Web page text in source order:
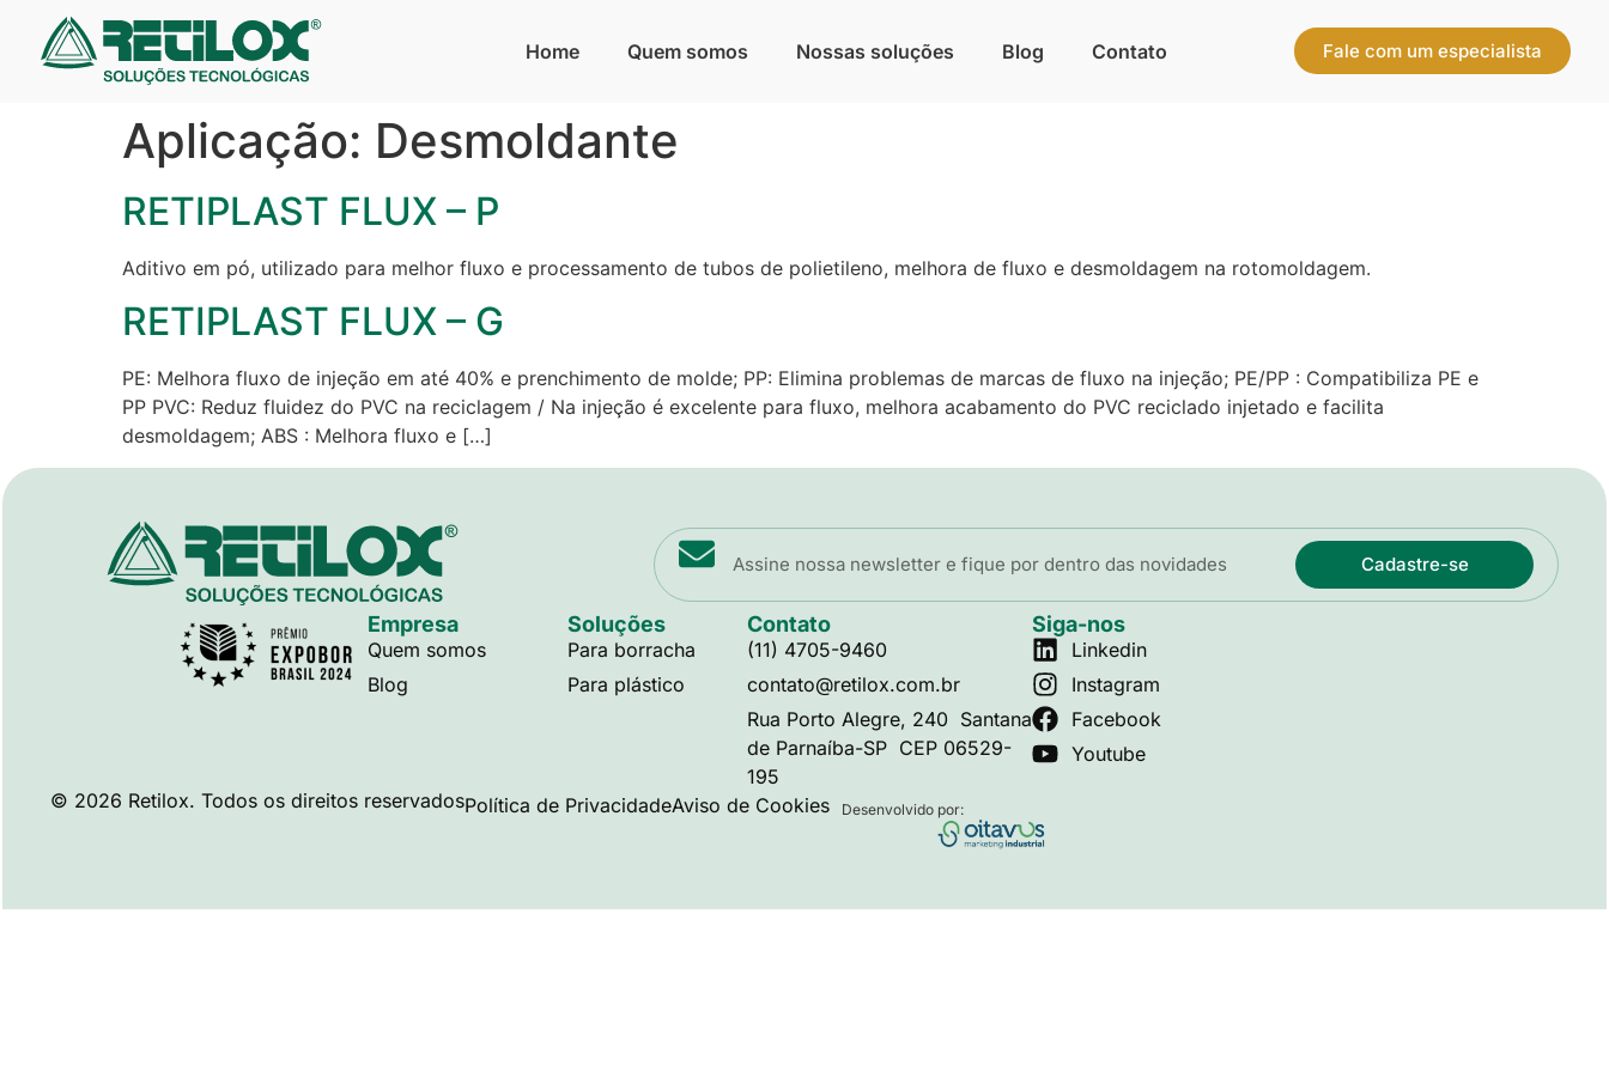
Home Quem somos Nossas soluções Blog Contato Fale com um especialista
Aplicação: Desmoldante
RETIPLAST FLUX – P
Aditivo em pó, utilizado para melhor fluxo e processamento de tubos de polietileno, melhora de fluxo e desmoldagem na rotomoldagem.
RETIPLAST FLUX – G
PE: Melhora fluxo de injeção em até 40% e prenchimento de molde; PP: Elimina problemas de marcas de fluxo na injeção; PE/PP : Compatibiliza PE e
PP PVC: Reduz fluidez do PVC na reciclagem / Na injeção é excelente para fluxo, melhora acabamento do PVC reciclado injetado e facilita
desmoldagem; ABS : Melhora fluxo e […]
Cadastre-se
Empresa
Quem somos
Blog
Soluções
Para borracha
Para plástico
Contato
(11) 4705-9460
contato@retilox.com.br
Rua Porto Alegre, 240 Santana
de Parnaíba-SP CEP 06529-
195
Siga-nos
Linkedin
Instagram
Facebook
Youtube
© 2026 Retilox. Todos os direitos reservadosPolítica de PrivacidadeAviso de Cookies Desenvolvido por: